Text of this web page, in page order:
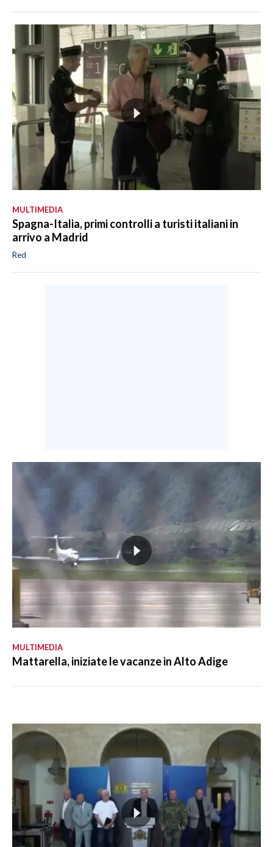
MULTIMEDIA
Spagna-Italia, primi controlli a turisti italiani in
arrivo a Madrid
Red
MULTIMEDIA
Mattarella, iniziate le vacanze in Alto Adige